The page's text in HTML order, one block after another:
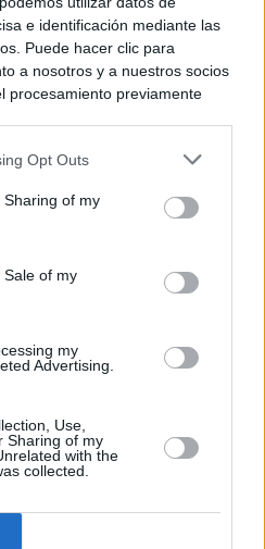
e identificación mediante las
Puede hacer clic para
a nosotros y a nuestros socios
procesamiento previamente
en cuenta que algún
tiene el derecho de
Sus preferencias se aplicarán
de nuevo en este sitio web o
privacidad.
Opt Outs
of my
of my
my
Advertising.
Use,
Sharing of my
with the
collected.